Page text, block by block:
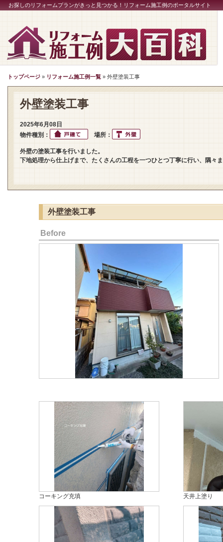
お探しのリフォームプランがきっと見つかる！リフォーム施工例のポータルサイト
トップページ » リフォーム施工例一覧 » 外壁塗装工事
外壁塗装工事
2025年6月08日
物件種別：
場所：
外壁の塗装工事を行いました。
下地処理から仕上げまで、たくさんの工程を一つひとつ丁寧に行い、隅々
外壁塗装工事
Before
コーキング充填 天井上塗り